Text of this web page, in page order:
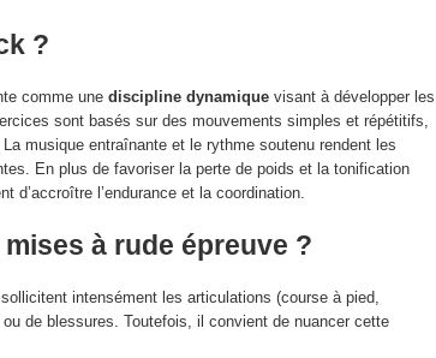
?
comme une discipline dynamique visant à développer les
sont basés sur des mouvements simples et répétitifs,
musique entraînante et le rythme soutenu rendent les
En plus de favoriser la perte de poids et la tonification
d’accroître l’endurance et la coordination.
à rude épreuve ?
intensément les articulations (course à pied,
de blessures. Toutefois, il convient de nuancer cette